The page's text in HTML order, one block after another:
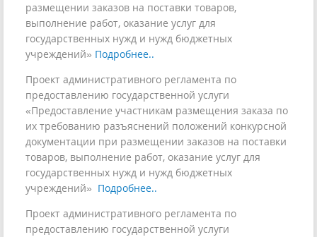
размещении заказов на поставки товаров,
выполнение работ, оказание услуг для
государственных нужд и нужд бюджетных
учреждений» Подробнее..
Проект административного регламента по
предоставлению государственной услуги
«Предоставление участникам размещения заказа по
их требованию разъяснений положений конкурсной
документации при размещении заказов на поставки
товаров, выполнение работ, оказание услуг для
государственных нужд и нужд бюджетных
учреждений» Подробнее..
Проект административного регламента по
предоставлению государственной услуги